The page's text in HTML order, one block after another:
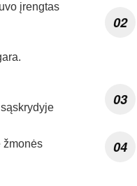
įrengtas
žmonės